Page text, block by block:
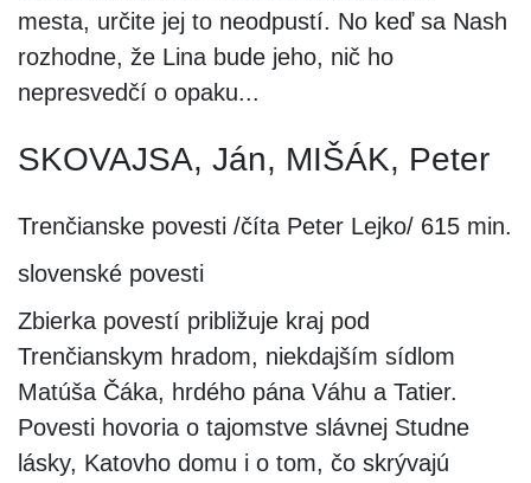
mesta, určite jej to neodpustí. No keď sa Nash
rozhodne, že Lina bude jeho, nič ho
nepresvedčí o opaku...
SKOVAJSA, Ján, MIŠÁK, Peter
Trenčianske povesti /číta Peter Lejko/ 615 min.
slovenské povesti
Zbierka povestí približuje kraj pod
Trenčianskym hradom, niekdajším sídlom
Matúša Čáka, hrdého pána Váhu a Tatier.
Povesti hovoria o tajomstve slávnej Studne
lásky, Katovho domu i o tom, čo skrývajú